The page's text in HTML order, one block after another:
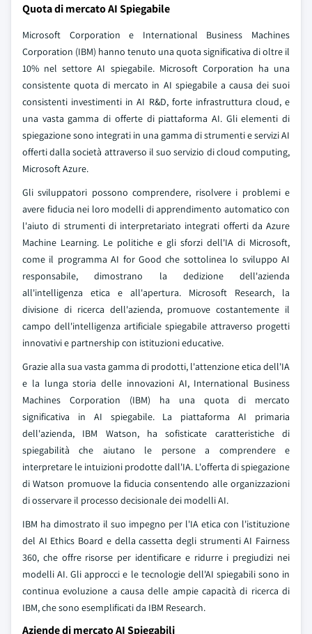
Quota di mercato AI Spiegabile
Microsoft Corporation e International Business Machines
Corporation (IBM) hanno tenuto una quota significativa di oltre il
10% nel settore AI spiegabile. Microsoft Corporation ha una
consistente quota di mercato in AI spiegabile a causa dei suoi
consistenti investimenti in AI R&D, forte infrastruttura cloud, e
una vasta gamma di offerte di piattaforma AI. Gli elementi di
spiegazione sono integrati in una gamma di strumenti e servizi AI
offerti dalla società attraverso il suo servizio di cloud computing,
Microsoft Azure.
Gli sviluppatori possono comprendere, risolvere i problemi e
avere fiducia nei loro modelli di apprendimento automatico con
l'aiuto di strumenti di interpretariato integrati offerti da Azure
Machine Learning. Le politiche e gli sforzi dell'IA di Microsoft,
come il programma AI for Good che sottolinea lo sviluppo AI
responsabile, dimostrano la dedizione dell'azienda
all'intelligenza etica e all'apertura. Microsoft Research, la
divisione di ricerca dell'azienda, promuove costantemente il
campo dell'intelligenza artificiale spiegabile attraverso progetti
innovativi e partnership con istituzioni educative.
Grazie alla sua vasta gamma di prodotti, l'attenzione etica dell'IA
e la lunga storia delle innovazioni AI, International Business
Machines Corporation (IBM) ha una quota di mercato
significativa in AI spiegabile. La piattaforma AI primaria
dell'azienda, IBM Watson, ha sofisticate caratteristiche di
spiegabilità che aiutano le persone a comprendere e
interpretare le intuizioni prodotte dall'IA. L'offerta di spiegazione
di Watson promuove la fiducia consentendo alle organizzazioni
di osservare il processo decisionale dei modelli AI.
IBM ha dimostrato il suo impegno per l'IA etica con l'istituzione
del AI Ethics Board e della cassetta degli strumenti AI Fairness
360, che offre risorse per identificare e ridurre i pregiudizi nei
modelli AI. Gli approcci e le tecnologie dell'AI spiegabili sono in
continua evoluzione a causa delle ampie capacità di ricerca di
IBM, che sono esemplificati da IBM Research.
Aziende di mercato AI Spiegabili